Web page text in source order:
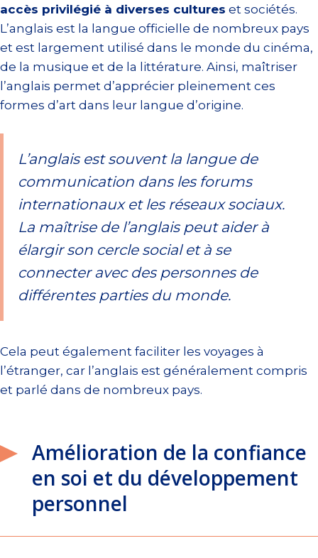
accès privilégié à diverses cultures et sociétés.
L’anglais est la langue officielle de nombreux pays
et est largement utilisé dans le monde du cinéma,
de la musique et de la littérature. Ainsi, maîtriser
l’anglais permet d’apprécier pleinement ces
formes d’art dans leur langue d’origine.
L’anglais est souvent la langue de
communication dans les forums
internationaux et les réseaux sociaux.
La maîtrise de l’anglais peut aider à
élargir son cercle social et à se
connecter avec des personnes de
différentes parties du monde.
Cela peut également faciliter les voyages à
l’étranger, car l’anglais est généralement compris
et parlé dans de nombreux pays.
Amélioration de la confiance
en soi et du développement
personnel